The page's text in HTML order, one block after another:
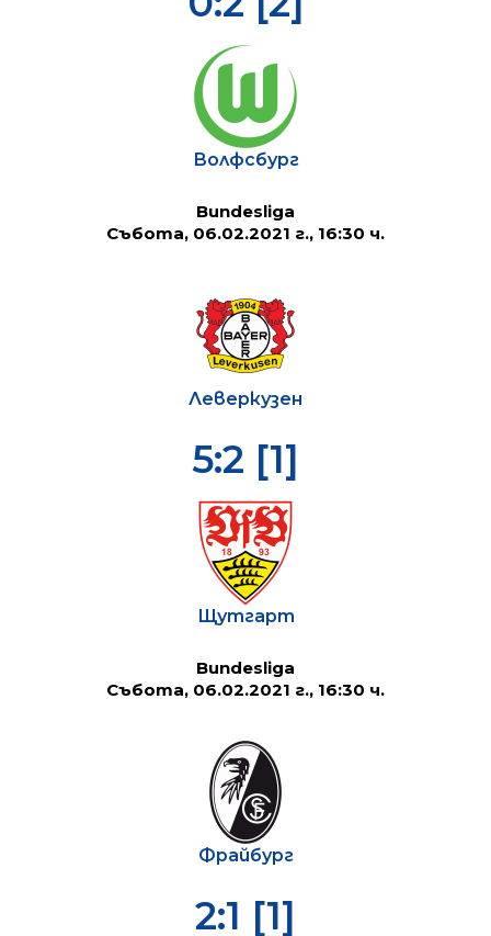
Волфсбург
Bundesliga
Събота, 06.02.2021 г., 16:30 ч.
Леверкузен
5:2 [1]
Щутгарт
Bundesliga
Събота, 06.02.2021 г., 16:30 ч.
Фрайбург
2:1 [1]